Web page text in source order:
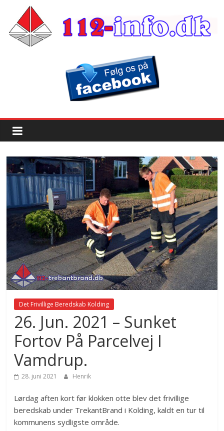
Det Frivillige Beredskab Kolding
26. Jun. 2021 – Sunket
Fortov På Parcelvej I
Vamdrup.
28. juni 2021 Henrik
Lørdag aften kort før klokken otte blev det frivillige
beredskab under TrekantBrand i Kolding, kaldt en tur til
kommunens sydligste område.